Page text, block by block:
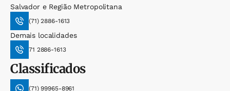
Salvador e Região Metropolitana
(71) 2886-1613
Demais localidades
71 2886-1613
Classificados
(71) 99965-8961